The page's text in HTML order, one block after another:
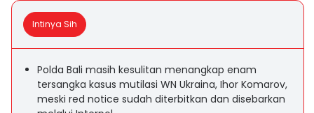
Intinya Sih
Polda Bali masih kesulitan menangkap enam
tersangka kasus mutilasi WN Ukraina, Ihor Komarov,
meski red notice sudah diterbitkan dan disebarkan